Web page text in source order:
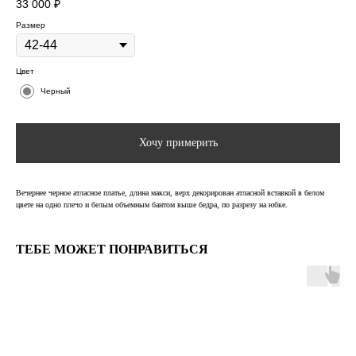
33 000 ₽
Размер
Цвет
Черный
Хочу примерить
Вечернее черное атласное платье, длина макси, верх декорирован атласной вставкой в белом
цвете на одно плечо и белым объемным бантом выше бедра, по разрезу на юбке.
ТЕБЕ МОЖЕТ ПОНРАВИТЬСЯ